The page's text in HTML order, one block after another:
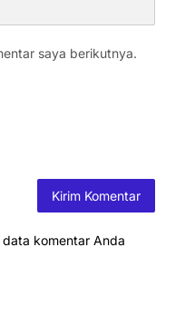
saya berikutnya.
komentar Anda